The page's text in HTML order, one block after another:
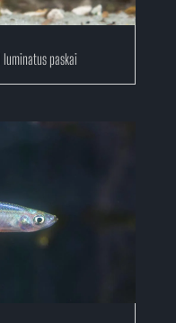
luminatus paskai